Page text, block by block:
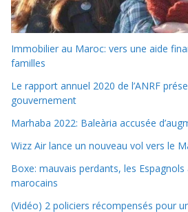
Immobilier au Maroc: vers une aide
familles
Le rapport annuel 2020 de l’ANRF
gouvernement
Marhaba 2022: Baleària accusée
Wizz Air lance un nouveau vol vers le
Boxe: mauvais perdants, les
marocains
(Vidéo) 2 policiers récompensés pour